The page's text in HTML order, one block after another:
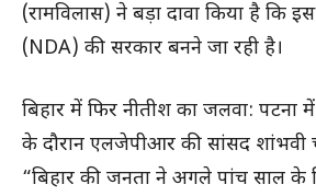
(रामविलास) ने बड़ा दावा किया है कि
(NDA) की सरकार बनने जा रही है।
बिहार में फिर नीतीश का जलवा: पटना में
के दौरान एलजेपीआर की सांसद शांभवी
“बिहार की जनता ने अगले पांच साल के